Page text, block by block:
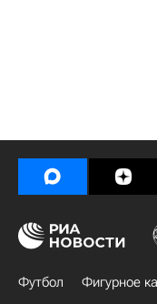
Футбол Фигурное